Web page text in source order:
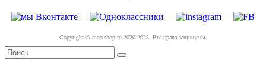
Copyright © mostshop.ru 2020-2025. Все права защищены.